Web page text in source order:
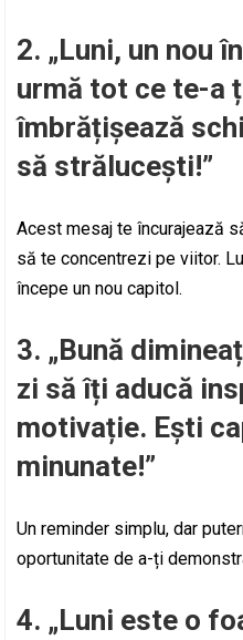
2. „Luni, un nou
urmă tot ce te-a
îmbrățișează
să strălucești!”
Acest mesaj te încurajează
să te concentrezi pe viitor.
începe un nou capitol.
3. „Bună
zi să îți aducă
motivație. Ești
minunate!”
Un reminder simplu, dar
oportunitate de a-ți
4. „Luni este o